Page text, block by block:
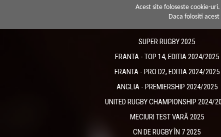
Acest site foloseste cookie-
Daca folositi
SUPER RUGBY 2025
FRANTA - TOP 14, EDITIA 2024/2025
FRANTA - PRO D2, EDITIA 2024/2025
ANGLIA - PREMIERSHIP 2024/2025
UNITED RUGBY CHAMPIONSHIP 2024/
MECIURI TEST VARĂ 2025
CN DE RUGBY ÎN 7 2025